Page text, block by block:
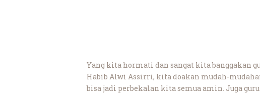
Yang kita hormati dan sangat kita banggakan
Habib Alwi Assirri, kita doakan mudah-
bisa jadi perbekalan kita semua amin. Juga